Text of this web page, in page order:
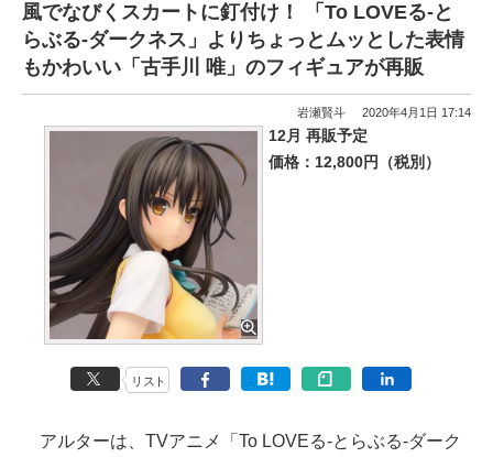
風でなびくスカートに釘付け！ 「To LOVEる-と
らぶる-ダークネス」よりちょっとムッとした表情
もかわいい「古手川 唯」のフィギュアが再販
岩瀬賢斗 2020年4月1日 17:14
12月 再販予定
価格：12,800円（税別）
リスト
アルターは、TVアニメ「To LOVEる-とらぶる-ダーク